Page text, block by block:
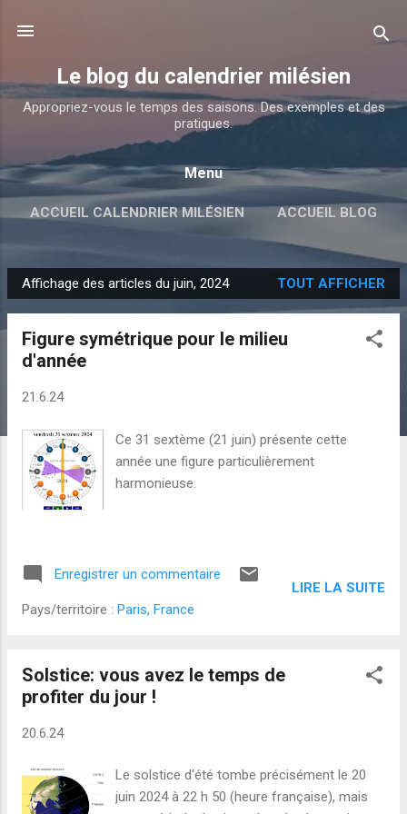
Le blog du calendrier milésien
Appropriez-vous le temps des saisons. Des exemples et des
pratiques.
Menu
ACCUEIL CALENDRIER MILÉSIEN ACCUEIL BLOG
A
r
Affichage des articles du juin, 2024 TOUT AFFICHER
Figure symétrique pour le milieu
d'année
21.6.24
Ce 31 sextème (21 juin) présente cette
année une figure particulièrement
harmonieuse.
Enregistrer un commentaire
Pays/territoire : Paris, France
LIRE LA SUITE
Solstice: vous avez le temps de
profiter du jour !
20.6.24
Le solstice d'été tombe précisément le 20
juin 2024 à 22 h 50 (heure française), mais